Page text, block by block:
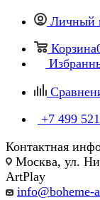
Личный
Корзина
+7 499
Контактная
Москва, ул.
ArtPlay
info@boheme-